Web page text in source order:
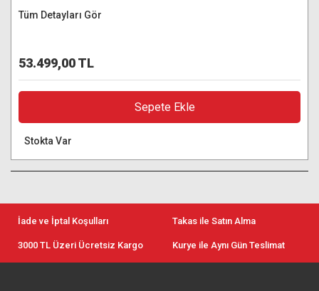
Tüm Detayları Gör
53.499,00 TL
Sepete Ekle
Stokta Var
İade ve İptal Koşulları Takas ile Satın Alma
3000 TL Üzeri Ücretsiz Kargo Kurye ile Aynı Gün Teslimat